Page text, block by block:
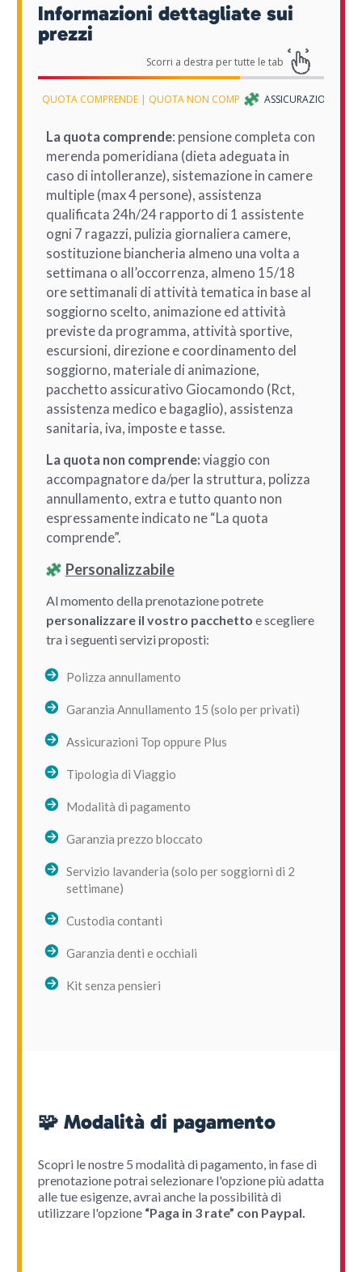
Informazioni dettagliate sui
prezzi
QUOTA COMPRENDE | QUOTA NON COMPRENDEASSICURAZIONI
La quota comprende: pensione completa con
merenda pomeridiana (dieta adeguata in
caso di intolleranze), sistemazione in camere
multiple (max 4 persone), assistenza
qualificata 24h/24 rapporto di 1 assistente
ogni 7 ragazzi, pulizia giornaliera camere,
sostituzione biancheria almeno una volta a
settimana o all’occorrenza, almeno 15/18
ore settimanali di attività tematica in base al
soggiorno scelto, animazione ed attività
previste da programma, attività sportive,
escursioni, direzione e coordinamento del
soggiorno, materiale di animazione,
pacchetto assicurativo Giocamondo (Rct,
assistenza medico e bagaglio), assistenza
sanitaria, iva, imposte e tasse.
La quota non comprende: viaggio con
accompagnatore da/per la struttura, polizza
annullamento, extra e tutto quanto non
espressamente indicato ne “La quota
comprende”.
Personalizzabile
Al momento della prenotazione potrete
personalizzare il vostro pacchetto e scegliere
tra i seguenti servizi proposti:
Polizza annullamento
Garanzia Annullamento 15 (solo per privati)
Assicurazioni Top oppure Plus
Tipologia di Viaggio
Modalità di pagamento
Garanzia prezzo bloccato
Servizio lavanderia (solo per soggiorni di 2
settimane)
Custodia contanti
Garanzia denti e occhiali
Kit senza pensieri
🧩 Modalità di pagamento
Scopri le nostre 5 modalità di pagamento, in fase di
prenotazione potrai selezionare l'opzione più adatta
alle tue esigenze, avrai anche la possibilità di
utilizzare l'opzione “Paga in 3 rate” con Paypal.